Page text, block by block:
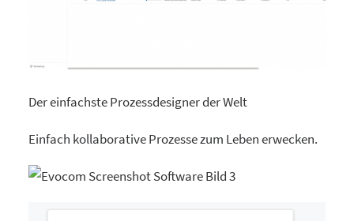
Der einfachste Prozessdesigner der Welt
Einfach kollaborative Prozesse zum Leben erwecken.